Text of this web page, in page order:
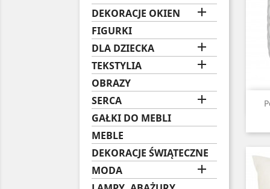
DEKORACJE OKIEN

FIGURKI
DLA DZIECKA

TEKSTYLIA 
OBRAZY
SERCA

GAŁKI DO MEBLI
MEBLE
DEKORACJE ŚWIĄTECZNE
MODA
